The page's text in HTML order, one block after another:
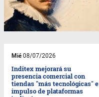
Mié08/07/2026
Inditex mejorará su
presencia comercial con
tiendas "más tecnológicas" e
impulso de plataformas